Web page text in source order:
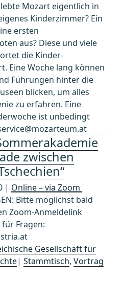
Mozart eigentlich in
Kinderzimmer? Ein
ersten
aus? Diese und viele
die Kinder-
Eine Woche lang können
Führungen hinter die
blicken, um alles
zu erfahren. Eine
ist unbedingt
zwischen
| Online – via Zoom
Bitte möglichst bald
Zoom-Anmeldelink
Fragen:
Gesellschaft für
| Stammtisch, Vortrag